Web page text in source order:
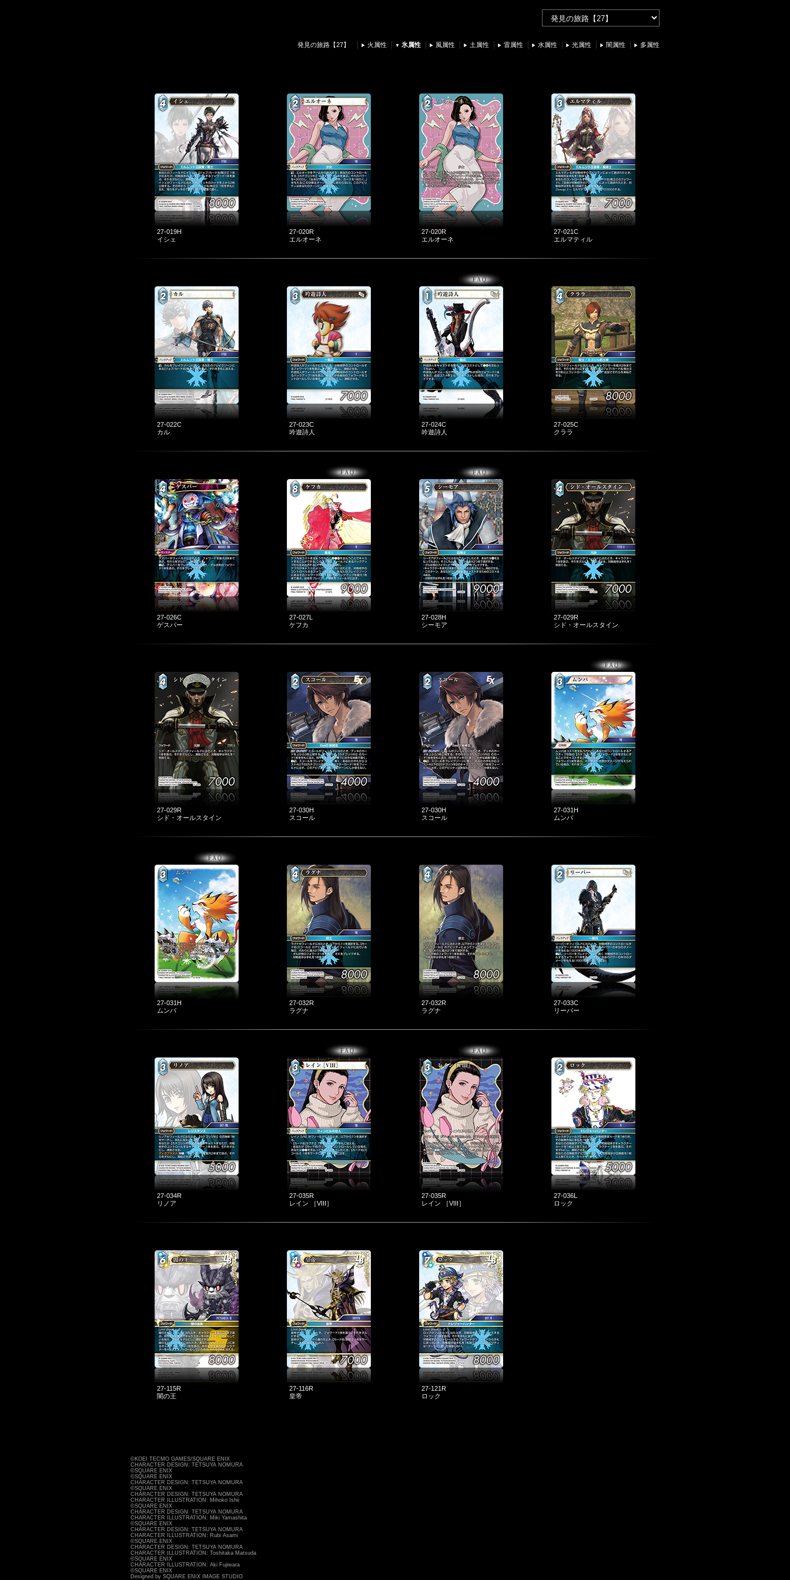
発見の旅路【27】 火属性 氷属性 風属性 土属性 雷属性 水属性 光属性 闇属性 多属性
27-019H
イシェ
27-020R
エルオーネ
27-020R
エルオーネ
27-021C
エルマティル
27-022C
カル
27-023C
吟遊詩人
27-024C
吟遊詩人
27-025C
クララ
27-026C
ゲスパー
27-027L
ケフカ
27-028H
シーモア
27-029R
シド・オールスタイン
27-029R
シド・オールスタイン
27-030H
スコール
27-030H
スコール
27-031H
ムンバ
27-031H
ムンバ
27-032R
ラグナ
27-032R
ラグナ
27-033C
リーパー
27-034R
リノア
27-035R
レイン ［VIII］
27-035R
レイン ［VIII］
27-036L
ロック
27-115R
闇の王
27-116R
皇帝
27-121R
ロック
©KOEI TECMO GAMES/SQUARE ENIX
CHARACTER DESIGN: TETSUYA NOMURA
©SQUARE ENIX
©SQUARE ENIX
CHARACTER DESIGN: TETSUYA NOMURA
©SQUARE ENIX
CHARACTER DESIGN: TETSUYA NOMURA
CHARACTER ILLUSTRATION: Mihoko Ishii
©SQUARE ENIX
CHARACTER DESIGN: TETSUYA NOMURA
CHARACTER ILLUSTRATION: Miki Yamashita
©SQUARE ENIX
CHARACTER DESIGN: TETSUYA NOMURA
CHARACTER ILLUSTRATION: Rubi Asami
©SQUARE ENIX
CHARACTER DESIGN: TETSUYA NOMURA
CHARACTER ILLUSTRATION: Toshitaka Matsuda
©SQUARE ENIX
CHARACTER ILLUSTRATION: Aki Fujiwara
©SQUARE ENIX
Designed by SQUARE ENIX IMAGE STUDIO